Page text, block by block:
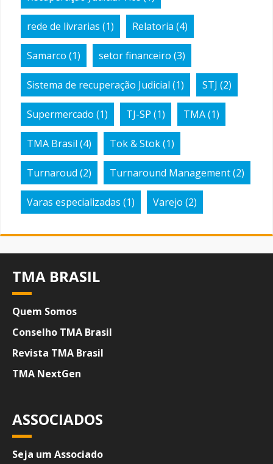
rede de livrarias (1) Relatoria (4)
Samarco (1) setor financeiro (3)
Sistema de recuperação Judicial (1) STJ (2)
Supermercado (1) TJ-SP (1) TMA(1)
TMA Brasil (4) Tok & Stok(1)
Turnaroud (2) Turnaround Management(2)
Varas especializadas (1) Varejo (2)
TMA BRASIL
Quem Somos
Conselho TMA Brasil
Revista TMA Brasil
TMA NextGen
ASSOCIADOS
Seja um Associado